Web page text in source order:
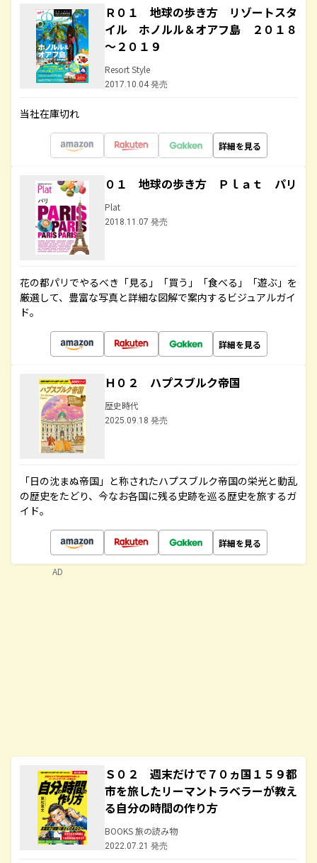
Ｒ０１ 地球の歩き方 リゾートスタ
イル ホノルル＆オアフ島 ２０１８
～２０１９
Resort Style
2017.10.04 発売
当社在庫切れ
詳細を見る
０１ 地球の歩き方 Ｐｌａｔ パリ
Plat
2018.11.07 発売
花の都パリでやるべき「見る」「買う」「食べる」「遊ぶ」を
厳選して、豊富な写真と詳細な図解で案内するビジュアルガイ
ド。
詳細を見る
Ｈ０２ ハプスブルク帝国
歴史時代
2025.09.18 発売
「日の沈まぬ帝国」と称されたハプスブルク帝国の栄光と動乱
の歴史をたどり、今なお各国に残る史跡を巡る歴史を旅するガ
イド。
詳細を見る
Ｓ０２ 週末だけで７０ヵ国１５９都
市を旅したリーマントラベラーが教え
る自分の時間の作り方
BOOKS 旅の読み物
2022.07.21 発売
AD